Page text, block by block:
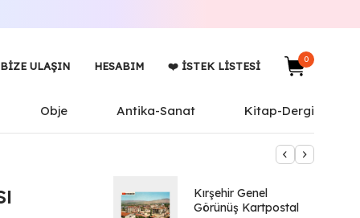
BIZE ULAŞIN HESABIM ❤️ İSTEK LISTESI
0
Obje Antika-Sanat Kitap-Dergi
Kırşehir Genel
Görünüş Kartpostal